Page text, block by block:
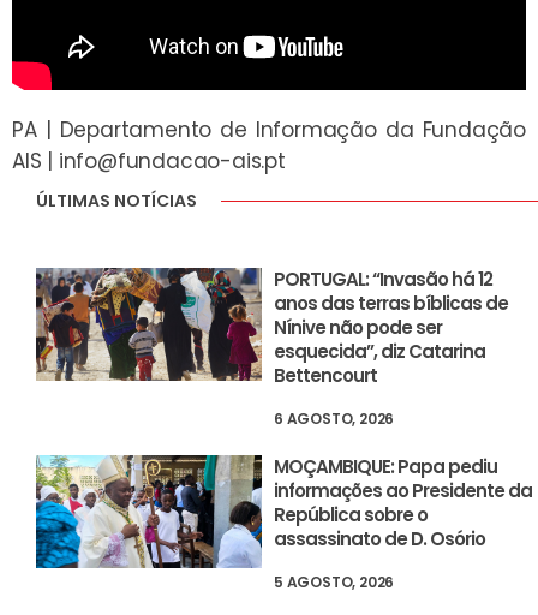
PA | Departamento de Informação da Fundação
AIS | info@fundacao-ais.pt
ÚLTIMAS NOTÍCIAS
PORTUGAL: “Invasão há 12
anos das terras bíblicas de
Nínive não pode ser
esquecida”, diz Catarina
Bettencourt
6 AGOSTO, 2026
MOÇAMBIQUE: Papa pediu
informações ao Presidente da
República sobre o
assassinato de D. Osório
5 AGOSTO, 2026